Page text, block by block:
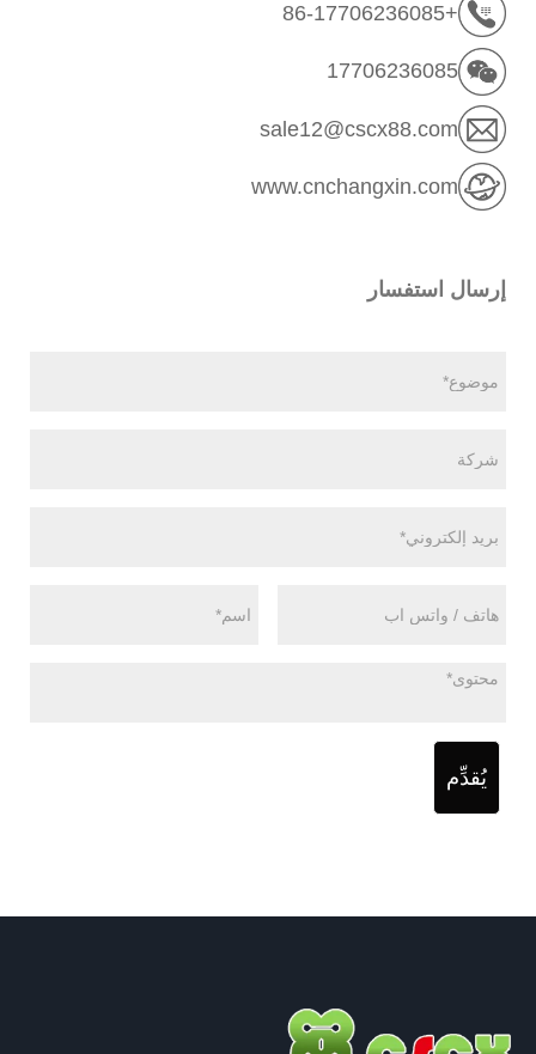
+86-17706236085
17706236085
sale12@cscx88.com
www.cnchangxin.com
إرسال استفسار
يُقدِّم